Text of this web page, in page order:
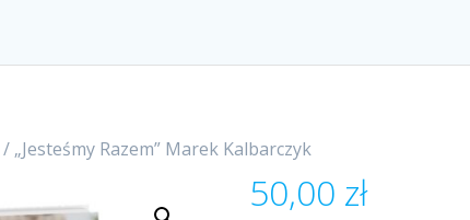
/ „Jesteśmy Razem” Marek Kalbarczyk
50,00 zł